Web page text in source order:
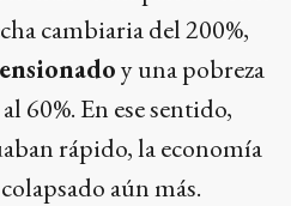
cambiaria del 200%,
y una pobreza
60%. En ese sentido,
rápido, la economía
aún más.